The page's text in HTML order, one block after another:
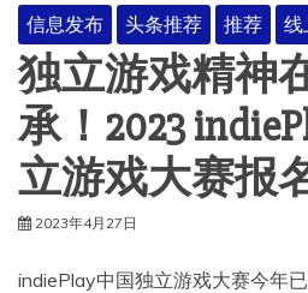
信息发布 头条推荐 推荐 线
独立游戏精神
承！2023
立游戏大赛报
2023年4月27日
indiePlay中国独立游戏大赛今年